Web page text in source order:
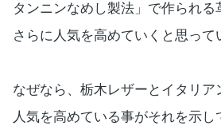
タンニンなめし製法」で作られる
さらに人気を高めていくと思って
なぜなら、栃木レザーとイタリア
人気を高めている事がそれを示し